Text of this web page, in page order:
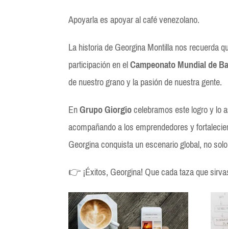
Apoyarla es apoyar al café venezolano.
La historia de Georgina Montilla nos recuerda
participación en elCampeonato Mundial de
de nuestro grano y la pasión de nuestra gente.
EnGrupo Giorgiocelebramos este logro y lo
acompañando a los emprendedores y
Georgina conquista un escenario global, no
👉 ¡Éxitos, Georgina! Que cada taza que